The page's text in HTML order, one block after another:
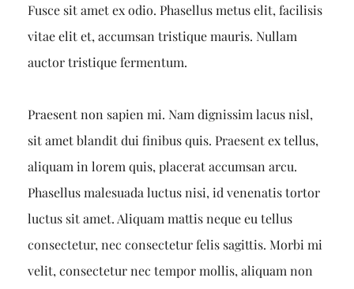
Fusce sit amet ex odio. Phasellus metus elit, facilisis
vitae elit et, accumsan tristique mauris. Nullam
auctor tristique fermentum.
Praesent non sapien mi. Nam dignissim lacus nisl,
sit amet blandit dui finibus quis. Praesent ex tellus,
aliquam in lorem quis, placerat accumsan arcu.
Phasellus malesuada luctus nisi, id venenatis tortor
luctus sit amet. Aliquam mattis neque eu tellus
consectetur, nec consectetur felis sagittis. Morbi mi
velit, consectetur nec tempor mollis, aliquam non